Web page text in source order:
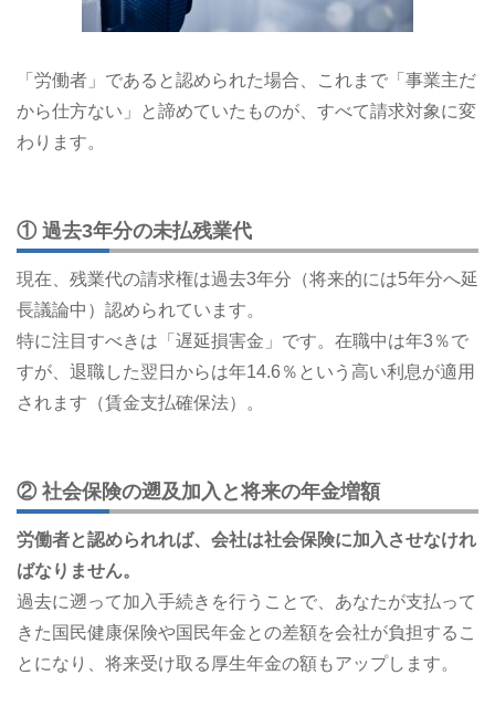
「労働者」であると認められた場合、これまで「事業主だ
から仕方ない」と諦めていたものが、すべて請求対象に変
わります。
① 過去3年分の未払残業代
現在、残業代の請求権は過去3年分（将来的には5年分へ延
長議論中）認められています。
特に注目すべきは「遅延損害金」です。在職中は年3％で
すが、退職した翌日からは年14.6％という高い利息が適用
されます（賃金支払確保法）。
② 社会保険の遡及加入と将来の年金増額
労働者と認められれば、会社は社会保険に加入させなけれ
ばなりません。
過去に遡って加入手続きを行うことで、あなたが支払って
きた国民健康保険や国民年金との差額を会社が負担するこ
とになり、将来受け取る厚生年金の額もアップします。